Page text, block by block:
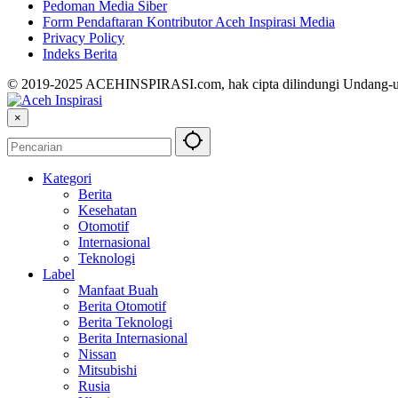
Pedoman Media Siber
Form Pendaftaran Kontributor Aceh Inspirasi Media
Privacy Policy
Indeks Berita
© 2019-2025 ACEHINSPIRASI.com, hak cipta dilindungi Undang-
×
Kategori
Berita
Kesehatan
Otomotif
Internasional
Teknologi
Label
Manfaat Buah
Berita Otomotif
Berita Teknologi
Berita Internasional
Nissan
Mitsubishi
Rusia